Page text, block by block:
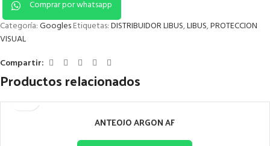
Comprar por whatsapp
Categoría:GooglesEtiquetas:DISTRIBUIDOR LIBUS,LIBUS,PROTECCION
VISUAL
Compartir:
Productos relacionados
ANTEOJO ARGON AF